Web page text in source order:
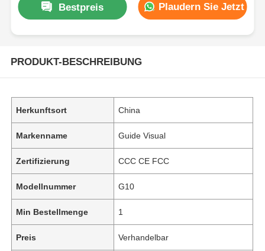
Bestpreis Plaudern Sie Jetzt
PRODUKT-BESCHREIBUNG
Herkunftsort China
Markenname Guide Visual
Zertifizierung CCC CE FCC
Modellnummer G10
Min Bestellmenge 1
Preis Verhandelbar